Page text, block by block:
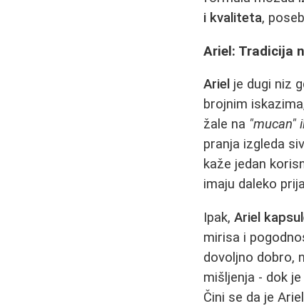
i kvaliteta,
Ariel: Tradicija
Ariel je dugi niz
brojnim
žale na "mucan"
pranja izgleda
kaže jedan
imaju daleko
Ipak,Ariel
mirisa i
dovoljno dobro,
mišljenja - dok
Čini se da je